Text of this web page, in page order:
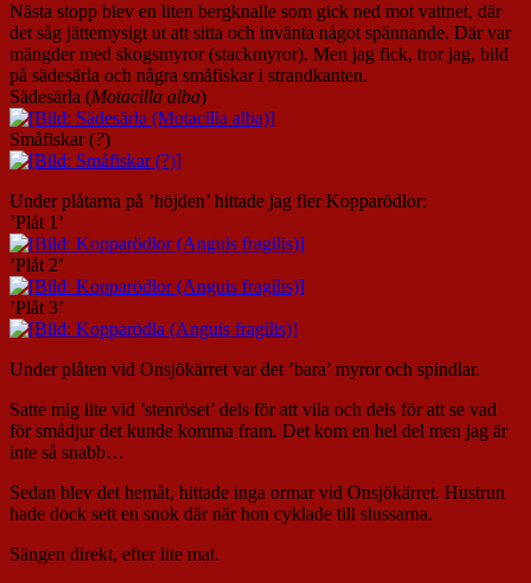
Nästa stopp blev en liten bergknalle som gick ned mot vattnet, där
det såg jättemysigt ut att sitta och invänta något spännande. Där var
mängder med skogsmyror (stackmyror). Men jag fick, tror jag, bild
på sädesärla och några småfiskar i strandkanten.
Sädesärla (Motacilla alba)
Småfiskar (?)
Under plåtarna på ’höjden’ hittade jag fler Kopparödlor:
’Plåt 1’
’Plåt 2’
’Plåt 3’
Under plåten vid Onsjökärret var det ’bara’ myror och spindlar.
Satte mig lite vid ’stenröset’ dels för att vila och dels för att se vad
för smådjur det kunde komma fram. Det kom en hel del men jag är
inte så snabb…
Sedan blev det hemåt, hittade inga ormar vid Onsjökärret. Hustrun
hade dock sett en snok där när hon cyklade till slussarna.
Sängen direkt, efter lite mat.